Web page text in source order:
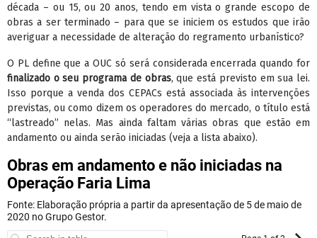
década – ou 15, ou 20 anos, tendo em vista o grande escopo de
obras a ser terminado – para que se iniciem os estudos que irão
averiguar a necessidade de alteração do regramento urbanístico?
O PL define que a OUC só será considerada encerrada quando for
finalizado o seu programa de obras, que está previsto em sua lei.
Isso porque a venda dos CEPACs está associada às intervenções
previstas, ou como dizem os operadores do mercado, o título está
“lastreado” nelas. Mas ainda faltam várias obras que estão em
andamento ou ainda serão iniciadas (veja a lista abaixo).